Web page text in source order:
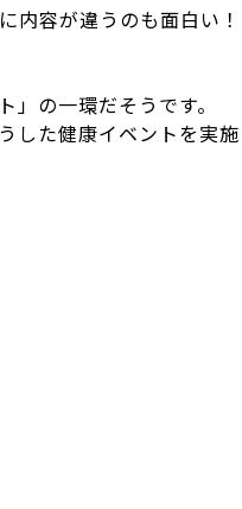
内容が違うのも面白い！
」の一環だそうです。
した健康イベントを実施